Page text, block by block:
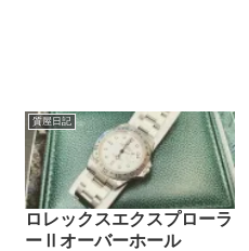
質屋日記
ロレックスエクスプローラ
ーⅡオーバーホール